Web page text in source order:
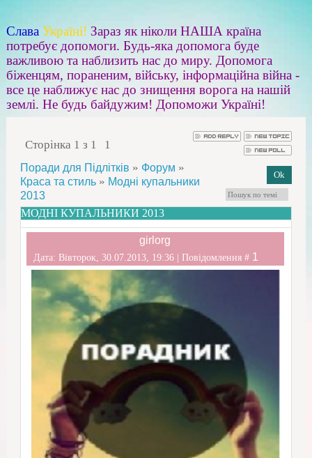
Слава Україні! Зараз як ніколи НАША країна
потребує допомоги. Будь-яка допомога буде
важливою та наблизить нас до миру. Допомога
біженцям, пораненим, війську, інформаційна війна -
все це наближує нас до знищення ворога на нашій
землі. Не будь байдужим! Допоможи Україні!
Сторінка 1 з 1 1
Поради для Підлітків » Форум »
Краса та стиль » Модні купальники
2013
МОДНІ КУПАЛЬНИКИ 2013
girlorg
Дата: Вівторок, 30.07.2013, 19:36 | Повідомлення # 1